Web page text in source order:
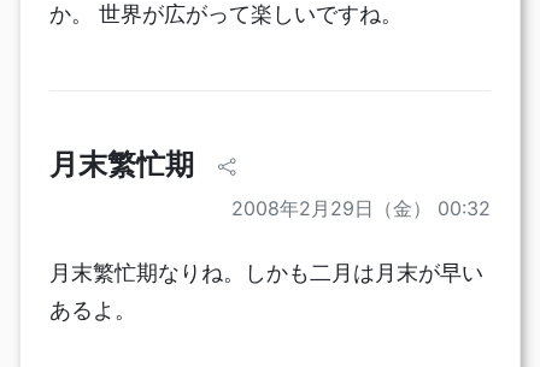
か。 世界が広がって楽しいですね。
月末繁忙期
2008年2月29日（金） 00:32
月末繁忙期なりね。しかも二月は月末が早い
あるよ。